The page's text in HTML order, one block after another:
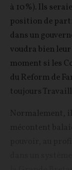
à 10%). Ils
position de
dans un
voudra bien
moment si les
du Reform de
toujours